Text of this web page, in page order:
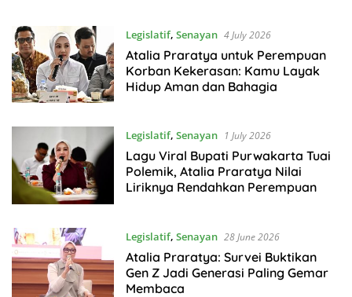
Legislatif, Senayan 4 July 2026
Atalia Praratya untuk Perempuan
Korban Kekerasan: Kamu Layak
Hidup Aman dan Bahagia
Legislatif, Senayan 1 July 2026
Lagu Viral Bupati Purwakarta Tuai
Polemik, Atalia Praratya Nilai
Liriknya Rendahkan Perempuan
Legislatif, Senayan 28 June 2026
Atalia Praratya: Survei Buktikan
Gen Z Jadi Generasi Paling Gemar
Membaca